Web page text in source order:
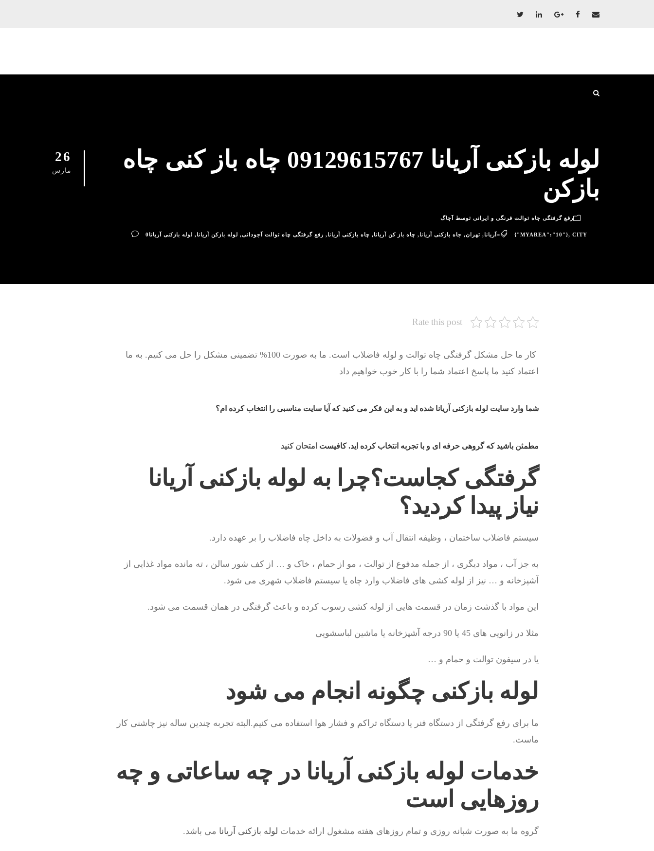
26
مارس
لوله بازکنی آریانا 09129615767 چاه باز کنی چاه
بازکن
رفع گرفتگی چاه توالت فرنگی و ایرانی توسط آچاگ
{"MYAREA":"10"}, CITY=آریانا , تهران, جاه بازکنی آریانا, چاه باز کن آریانا, چاه بازکنی آریانا, رفع گرفتگی چاه توالت آجودانی, لوله بازکن آریانا, لوله بازکنی آریانا 0
Rate this post
کار ما حل مشکل گرفتگی چاه توالت و لوله فاضلاب است. ما به صورت 100% تضمینی مشکل را حل می کنیم. به ما
اعتماد کنید ما پاسخ اعتماد شما را با کار خوب خواهیم داد
شما وارد سایت لوله بازکنی آریانا شده اید و به این فکر می کنید که آیا سایت مناسبی را انتخاب کرده ام؟
مطمئن باشید که گروهی حرفه ای و با تجربه انتخاب کرده اید. کافیست امتحان کنید
گرفتگی کجاست؟چرا به لوله بازکنی آریانا
نیاز پیدا کردید؟
سیستم فاضلاب ساختمان ، وظیفه انتقال آب و فضولات به داخل چاه فاضلاب را بر عهده دارد.
به جز آب ، مواد دیگری ، از جمله مدفوع از توالت ، مو از حمام ، خاک و … از کف شور سالن ، ته مانده مواد غذایی از
آشپزخانه و … نیز از لوله کشی های فاضلاب وارد چاه یا سیستم فاضلاب شهری می شود.
این مواد با گذشت زمان در قسمت هایی از لوله کشی رسوب کرده و باعث گرفتگی در همان قسمت می شود.
مثلا در زانویی های 45 یا 90 درجه آشپزخانه یا ماشین لباسشویی
یا در سیفون توالت و حمام و …
لوله بازکنی چگونه انجام می شود
ما برای رفع گرفتگی از دستگاه فنر یا دستگاه تراکم و فشار هوا استفاده می کنیم.البته تجربه چندین ساله نیز چاشنی کار
ماست.
خدمات لوله بازکنی آریانا در چه ساعاتی و چه
روزهایی است
گروه ما به صورت شبانه روزی و تمام روزهای هفته مشغول ارائه خدمات لوله بازکنی آریانا می باشد.